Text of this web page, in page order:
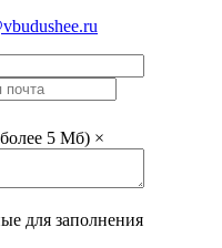
5 Мб) ×
для заполнения